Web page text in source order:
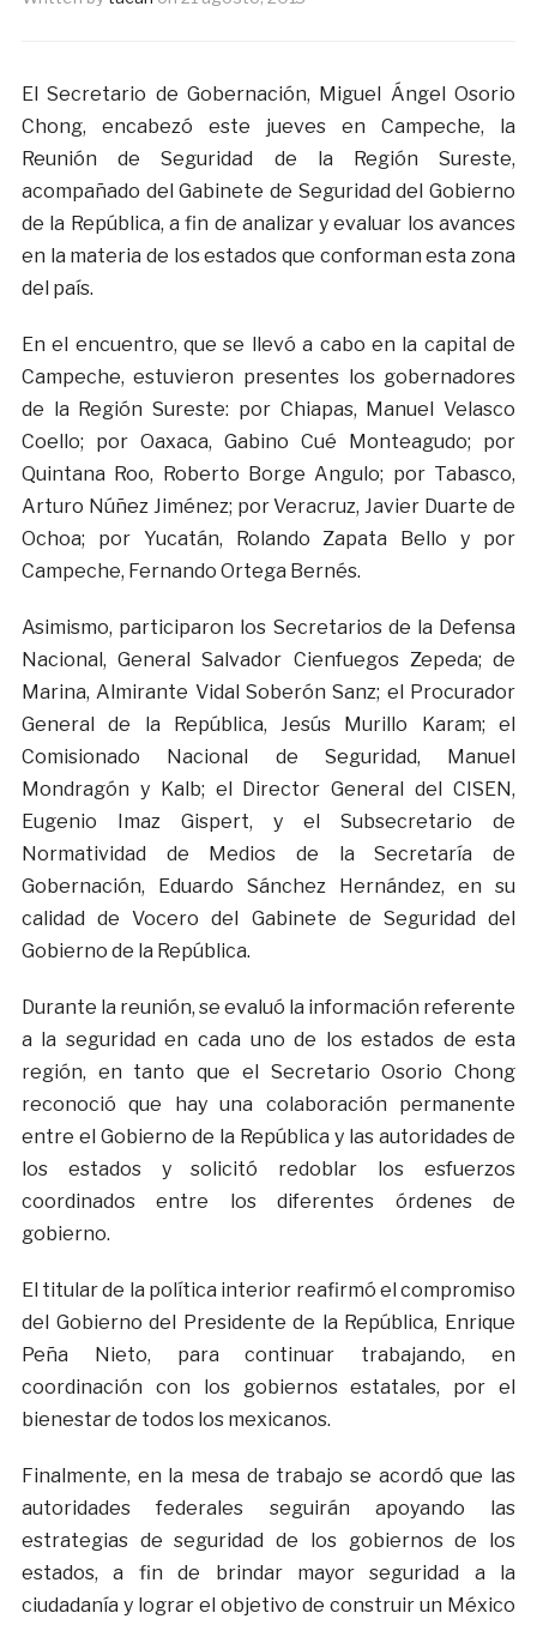
El Secretario de Gobernación, Miguel Ángel Osorio
Chong, encabezó este jueves en Campeche, la
Reunión de Seguridad de la Región Sureste,
acompañado del Gabinete de Seguridad del Gobierno
de la República, a fin de analizar y evaluar los avances
en la materia de los estados que conforman esta zona
del país.
En el encuentro, que se llevó a cabo en la capital de
Campeche, estuvieron presentes los gobernadores
de la Región Sureste: por Chiapas, Manuel Velasco
Coello; por Oaxaca, Gabino Cué Monteagudo; por
Quintana Roo, Roberto Borge Angulo; por Tabasco,
Arturo Núñez Jiménez; por Veracruz, Javier Duarte de
Ochoa; por Yucatán, Rolando Zapata Bello y por
Campeche, Fernando Ortega Bernés.
Asimismo, participaron los Secretarios de la Defensa
Nacional, General Salvador Cienfuegos Zepeda; de
Marina, Almirante Vidal Soberón Sanz; el Procurador
General de la República, Jesús Murillo Karam; el
Comisionado Nacional de Seguridad, Manuel
Mondragón y Kalb; el Director General del CISEN,
Eugenio Imaz Gispert, y el Subsecretario de
Normatividad de Medios de la Secretaría de
Gobernación, Eduardo Sánchez Hernández, en su
calidad de Vocero del Gabinete de Seguridad del
Gobierno de la República.
Durante la reunión, se evaluó la información referente
a la seguridad en cada uno de los estados de esta
región, en tanto que el Secretario Osorio Chong
reconoció que hay una colaboración permanente
entre el Gobierno de la República y las autoridades de
los estados y solicitó redoblar los esfuerzos
coordinados entre los diferentes órdenes de
gobierno.
El titular de la política interior reafirmó el compromiso
del Gobierno del Presidente de la República, Enrique
Peña Nieto, para continuar trabajando, en
coordinación con los gobiernos estatales, por el
bienestar de todos los mexicanos.
Finalmente, en la mesa de trabajo se acordó que las
autoridades federales seguirán apoyando las
estrategias de seguridad de los gobiernos de los
estados, a fin de brindar mayor seguridad a la
ciudadanía y lograr el objetivo de construir un México